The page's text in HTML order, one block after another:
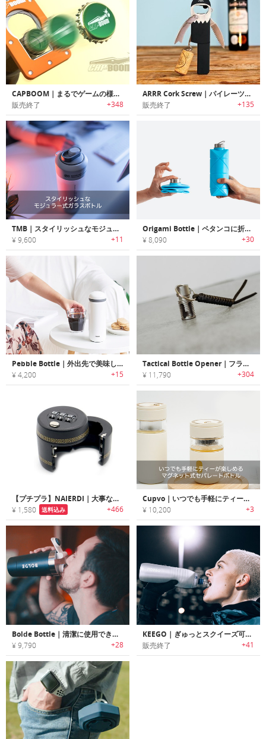
CAPBOOM｜まるでゲームの様にキャップを飛ばすボトルオープナー「キャップブーム」
販売終了 +348
ARRR Cork Screw｜パイレーツデザインボトルオープナー
販売終了 +135
TMB｜スタイリッシュなモジュラー式ガラスボトル
¥ 9,600 +11
Origami Bottle｜ペタンコに折りたためる省スペースウォーターボトル「オリガミボトル」
¥ 8,090 +30
Pebble Bottle｜外出先で美味しい水出しコーヒーが楽しめるコーヒーボトル「ぺブルボトル」
¥ 4,200 +15
Tactical Bottle Opener｜フラッシュサプレッサーデザインのボトルオープナー
¥ 11,790 +304
【プチプラ】NAIERDI｜大事なワインを守れるワインボトル用コンビネーションロック
¥ 1,580 送料込み +466
Cupvo｜いつでも手軽にティーが楽しめるマグネット式セパレートボトル
¥ 10,200 +3
Bolde Bottle｜清潔に使用できるビルトインミキサー搭載ステンレスプロテインシェイカー「ボルデ」
¥ 9,790 +28
KEEGO｜ぎゅっとスクイーズ可能なメタル製のドリンクボトル「キーゴ」
販売終了 +41